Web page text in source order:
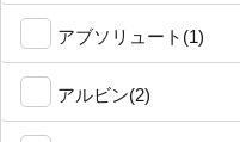
アブソリュート(1)
アルビン(2)